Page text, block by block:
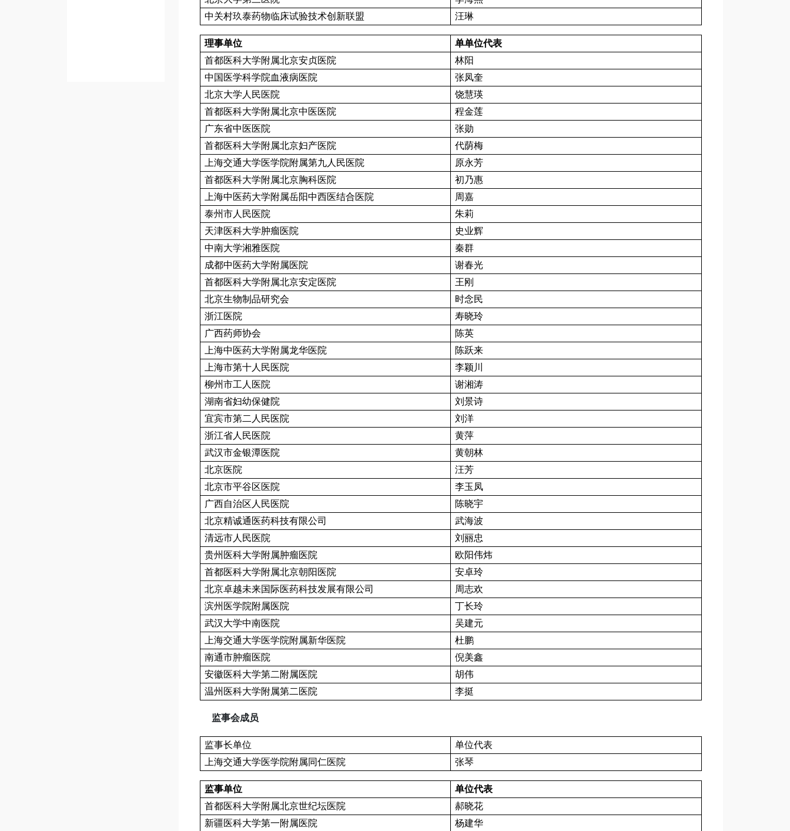
中关村玖泰药物临床试验技术创新联盟
汪琳
理事单位 单单位代表
首都医科大学附属北京安贞医院
林阳
中国医学科学院血液病医院
张凤奎
北京大学人民医院
饶慧瑛
首都医科大学附属北京中医医院
程金莲
广东省中医医院
张勋
首都医科大学附属北京妇产医院
代荫梅
上海交通大学医学院附属第九人民医院
原永芳
首都医科大学附属北京胸科医院
初乃惠
上海中医药大学附属岳阳中西医结合医院
周嘉
泰州市人民医院
朱莉
天津医科大学肿瘤医院
史业辉
中南大学湘雅医院
秦群
成都中医药大学附属医院
谢春光
首都医科大学附属北京安定医院
王刚
北京生物制品研究会
时念民
浙江医院
寿晓玲
广西药师协会
陈英
上海中医药大学附属龙华医院
陈跃来
上海市第十人民医院
李颖川
柳州市工人医院
谢湘涛
湖南省妇幼保健院
刘景诗
宜宾市第二人民医院
刘洋
浙江省人民医院
黄萍
武汉市金银潭医院
黄朝林
北京医院
汪芳
北京市平谷区医院
李玉凤
广西自治区人民医院
陈晓宇
北京精诚通医药科技有限公司
武海波
清远市人民医院
刘丽忠
贵州医科大学附属肿瘤医院
欧阳伟炜
首都医科大学附属北京朝阳医院
安卓玲
北京卓越未来国际医药科技发展有限公司
周志欢
滨州医学院附属医院
丁长玲
武汉大学中南医院
吴建元
上海交通大学医学院附属新华医院
杜鹏
南通市肿瘤医院
倪美鑫
安徽医科大学第二附属医院
胡伟
温州医科大学附属第二医院
李挺
监事会成员
监事长单位
单位代表
上海交通大学医学院附属同仁医院
张琴
监事单位
单位代表
首都医科大学附属北京世纪坛医院
郝晓花
新疆医科大学第一附属医院
杨建华